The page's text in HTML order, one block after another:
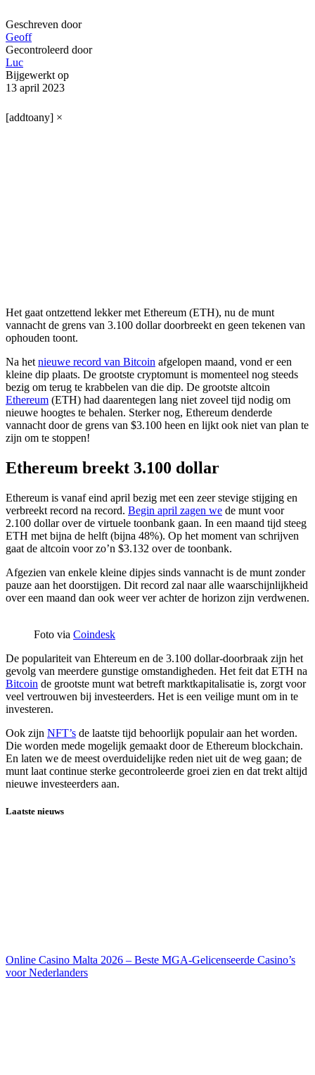
Geschreven door
Geoff
Gecontroleerd door
Luc
Bijgewerkt op
13 april 2023
[addtoany] ×
Het gaat ontzettend lekker met Ethereum (ETH), nu de munt
vannacht de grens van 3.100 dollar doorbreekt en geen tekenen van
ophouden toont.
Na het nieuwe record van Bitcoin afgelopen maand, vond er een
kleine dip plaats. De grootste cryptomunt is momenteel nog steeds
bezig om terug te krabbelen van die dip. De grootste altcoin
Ethereum (ETH) had daarentegen lang niet zoveel tijd nodig om
nieuwe hoogtes te behalen. Sterker nog, Ethereum denderde
vannacht door de grens van $3.100 heen en lijkt ook niet van plan te
zijn om te stoppen!
Ethereum breekt 3.100 dollar
Ethereum is vanaf eind april bezig met een zeer stevige stijging en
verbreekt record na record. Begin april zagen we de munt voor
2.100 dollar over de virtuele toonbank gaan. In een maand tijd steeg
ETH met bijna de helft (bijna 48%). Op het moment van schrijven
gaat de altcoin voor zo’n $3.132 over de toonbank.
Afgezien van enkele kleine dipjes sinds vannacht is de munt zonder
pauze aan het doorstijgen. Dit record zal naar alle waarschijnlijkheid
over een maand dan ook weer ver achter de horizon zijn verdwenen.
Foto via Coindesk
De populariteit van Ehtereum en de 3.100 dollar-doorbraak zijn het
gevolg van meerdere gunstige omstandigheden. Het feit dat ETH na
Bitcoin de grootste munt wat betreft marktkapitalisatie is, zorgt voor
veel vertrouwen bij investeerders. Het is een veilige munt om in te
investeren.
Ook zijn NFT’s de laatste tijd behoorlijk populair aan het worden.
Die worden mede mogelijk gemaakt door de Ethereum blockchain.
En laten we de meest overduidelijke reden niet uit de weg gaan; de
munt laat continue sterke gecontroleerde groei zien en dat trekt altijd
nieuwe investeerders aan.
Laatste nieuws
Online Casino Malta 2026 – Beste MGA-Gelicenseerde Casino’s
voor Nederlanders